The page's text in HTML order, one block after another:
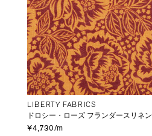
LIBERTY FABRICS
ドロシー・ローズ フランダースリネン
¥4,730/m